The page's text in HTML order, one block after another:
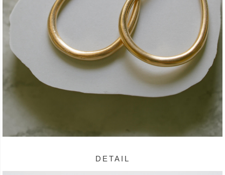
DETAIL